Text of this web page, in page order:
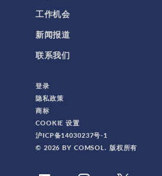
工作机会
新闻报道
联系我们
登录
隐私政策
商标
COOKIE 设置
沪ICP备14030237号-1
© 2026 BY COMSOL. 版权所有